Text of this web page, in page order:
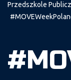
Przedszkole